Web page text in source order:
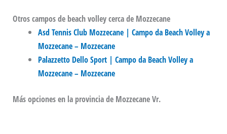
Otros campos de beach volley cerca de Mozzecane
Asd Tennis Club Mozzecane | Campo da Beach Volley a
Mozzecane – Mozzecane
Palazzetto Dello Sport | Campo da Beach Volley a
Mozzecane – Mozzecane
Más opciones en la provincia de Mozzecane Vr.